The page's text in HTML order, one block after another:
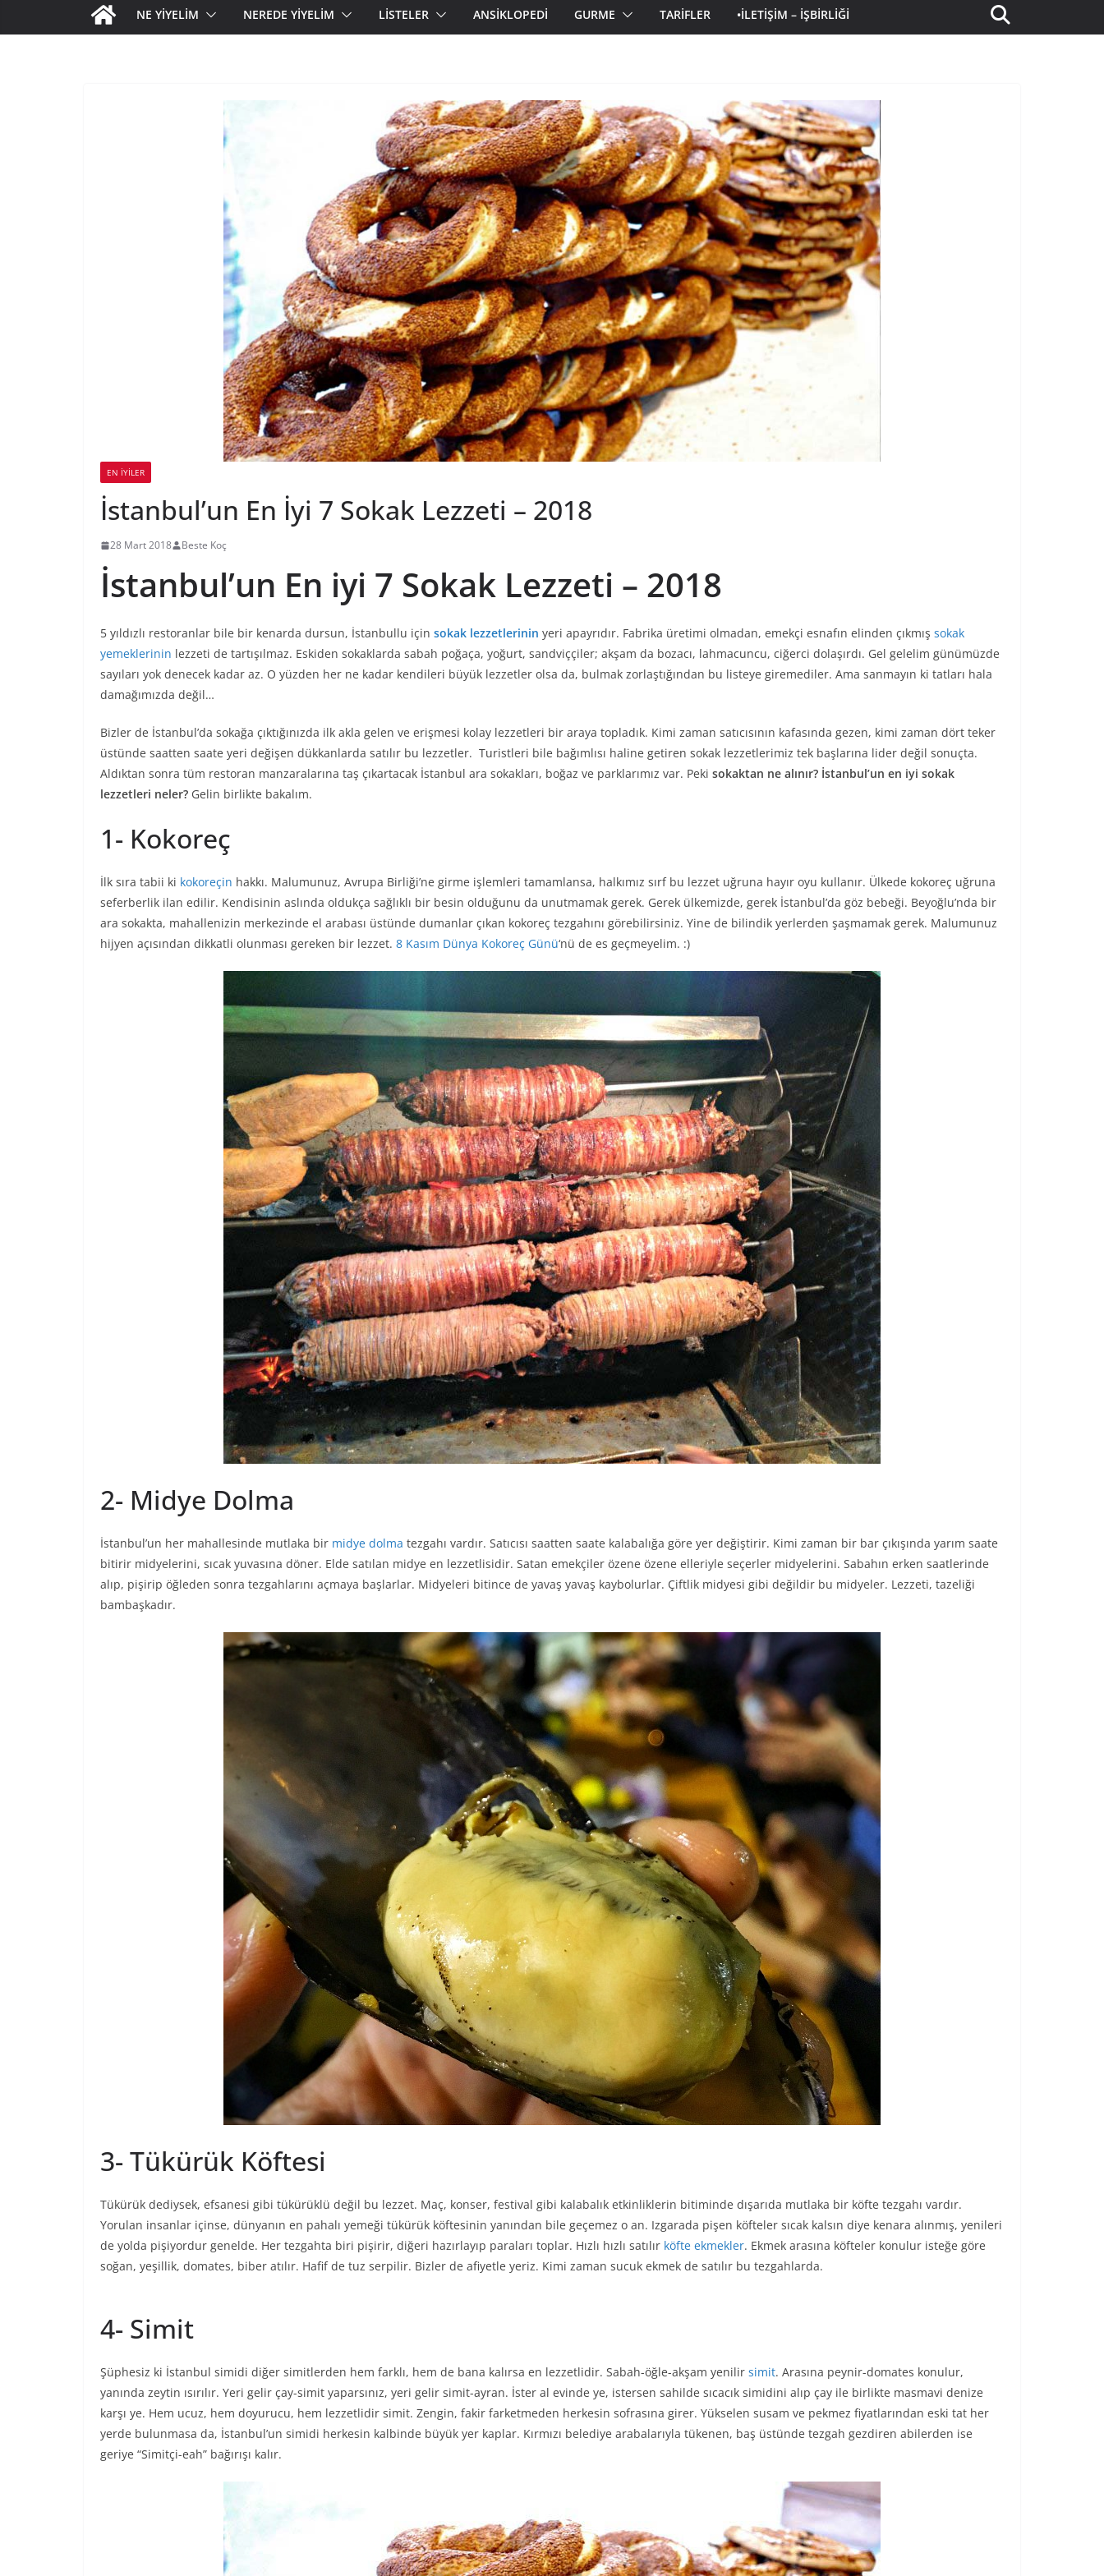
NE YİYELİM NEREDE YİYELİM LİSTELER ANSİKLOPEDİ GURME TARİFLER •İLETIŞIM – İŞBIRLIĞI
EN İYILER
İstanbul’un En İyi 7 Sokak Lezzeti – 2018
28 Mart 2018 Beste Koç
İstanbul’un En iyi 7 Sokak Lezzeti – 2018
5 yıldızlı restoranlar bile bir kenarda dursun, İstanbullu için sokak lezzetlerinin yeri apayrıdır. Fabrika üretimi olmadan, emekçi esnafın elinden çıkmış sokak
yemeklerinin lezzeti de tartışılmaz. Eskiden sokaklarda sabah poğaça, yoğurt, sandviççiler; akşam da bozacı, lahmacuncu, ciğerci dolaşırdı. Gel gelelim günümüzde
sayıları yok denecek kadar az. O yüzden her ne kadar kendileri büyük lezzetler olsa da, bulmak zorlaştığından bu listeye giremediler. Ama sanmayın ki tatları hala
damağımızda değil…
Bizler de İstanbul’da sokağa çıktığınızda ilk akla gelen ve erişmesi kolay lezzetleri bir araya topladık. Kimi zaman satıcısının kafasında gezen, kimi zaman dört teker
üstünde saatten saate yeri değişen dükkanlarda satılır bu lezzetler. Turistleri bile bağımlısı haline getiren sokak lezzetlerimiz tek başlarına lider değil sonuçta.
Aldıktan sonra tüm restoran manzaralarına taş çıkartacak İstanbul ara sokakları, boğaz ve parklarımız var. Peki sokaktan ne alınır? İstanbul’un en iyi sokak
lezzetleri neler? Gelin birlikte bakalım.
1- Kokoreç
İlk sıra tabii ki kokoreçin hakkı. Malumunuz, Avrupa Birliği’ne girme işlemleri tamamlansa, halkımız sırf bu lezzet uğruna hayır oyu kullanır. Ülkede kokoreç uğruna
seferberlik ilan edilir. Kendisinin aslında oldukça sağlıklı bir besin olduğunu da unutmamak gerek. Gerek ülkemizde, gerek İstanbul’da göz bebeği. Beyoğlu’nda bir
ara sokakta, mahallenizin merkezinde el arabası üstünde dumanlar çıkan kokoreç tezgahını görebilirsiniz. Yine de bilindik yerlerden şaşmamak gerek. Malumunuz
hijyen açısından dikkatli olunması gereken bir lezzet. 8 Kasım Dünya Kokoreç Günü‘nü de es geçmeyelim. :)
2- Midye Dolma
İstanbul’un her mahallesinde mutlaka bir midye dolma tezgahı vardır. Satıcısı saatten saate kalabalığa göre yer değiştirir. Kimi zaman bir bar çıkışında yarım saate
bitirir midyelerini, sıcak yuvasına döner. Elde satılan midye en lezzetlisidir. Satan emekçiler özene özene elleriyle seçerler midyelerini. Sabahın erken saatlerinde
alıp, pişirip öğleden sonra tezgahlarını açmaya başlarlar. Midyeleri bitince de yavaş yavaş kaybolurlar. Çiftlik midyesi gibi değildir bu midyeler. Lezzeti, tazeliği
bambaşkadır.
3- Tükürük Köftesi
Tükürük dediysek, efsanesi gibi tükürüklü değil bu lezzet. Maç, konser, festival gibi kalabalık etkinliklerin bitiminde dışarıda mutlaka bir köfte tezgahı vardır.
Yorulan insanlar içinse, dünyanın en pahalı yemeği tükürük köftesinin yanından bile geçemez o an. Izgarada pişen köfteler sıcak kalsın diye kenara alınmış, yenileri
de yolda pişiyordur genelde. Her tezgahta biri pişirir, diğeri hazırlayıp paraları toplar. Hızlı hızlı satılır köfte ekmekler. Ekmek arasına köfteler konulur isteğe göre
soğan, yeşillik, domates, biber atılır. Hafif de tuz serpilir. Bizler de afiyetle yeriz. Kimi zaman sucuk ekmek de satılır bu tezgahlarda.
4- Simit
Şüphesiz ki İstanbul simidi diğer simitlerden hem farklı, hem de bana kalırsa en lezzetlidir. Sabah-öğle-akşam yenilir simit. Arasına peynir-domates konulur,
yanında zeytin ısırılır. Yeri gelir çay-simit yaparsınız, yeri gelir simit-ayran. İster al evinde ye, istersen sahilde sıcacık simidini alıp çay ile birlikte masmavi denize
karşı ye. Hem ucuz, hem doyurucu, hem lezzetlidir simit. Zengin, fakir farketmeden herkesin sofrasına girer. Yükselen susam ve pekmez fiyatlarından eski tat her
yerde bulunmasa da, İstanbul’un simidi herkesin kalbinde büyük yer kaplar. Kırmızı belediye arabalarıyla tükenen, baş üstünde tezgah gezdiren abilerden ise
geriye “Simitçi-eah” bağırışı kalır.